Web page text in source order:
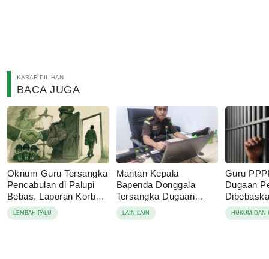
KABAR PILIHAN
BACA JUGA
Oknum Guru Tersangka
Pencabulan di Palupi
Bebas, Laporan Korban
Berujung Damai
LEMBAH PALU
Mantan Kepala
Bapenda Donggala
Tersangka Dugaan
Korupsi Pajak Tambang
LAIN LAIN
Guru
Dugaan
Sebut
Keluarga
HUKUM DAN